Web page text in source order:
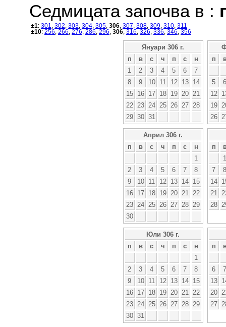
Седмицата започва в :
±1: 301 302 303 304 305 306 307 308 309 310 311
±10: 256 266 276 286 296 306 316 326 336 346 356
Януари 306 г.
п
в с ч п с
н
1
2 3 4 5 6
7
8
9 10 11 12 13
14
15
16 17 18 19 20
21
22
23 24 25 26 27
28
29 30 31
п
5
6
12
19
26
Април 306 г.
п
в с ч п с
н
1
2
3 4 5 6 7
8
9
10 11 12 13 14
15
16
17 18 19 20 21
22
23
24 25 26 27 28
29
30
п
1
7
8
14
21
28
Юли 306 г.
п
в с ч п с
н
1
2
3 4 5 6 7
8
9
10 11 12 13 14
15
16
17 18 19 20 21
22
23
24 25 26 27 28
29
30 31
п
6
7
13
20
27